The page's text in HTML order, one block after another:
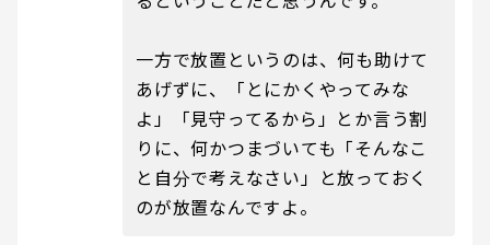
一方で放置というのは、何も助けて
あげずに、「とにかくやってみな
よ」「見守ってるから」とか言う割
りに、何かつまづいても「そんなこ
と自分で考えなさい」と放っておく
のが放置なんですよ。